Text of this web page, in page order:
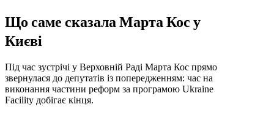
Що саме сказала Марта Кос у
Києві
Під час зустрічі у Верховній Раді Марта Кос прямо
звернулася до депутатів із попередженням: час на
виконання частини реформ за програмою Ukraine
Facility добігає кінця.